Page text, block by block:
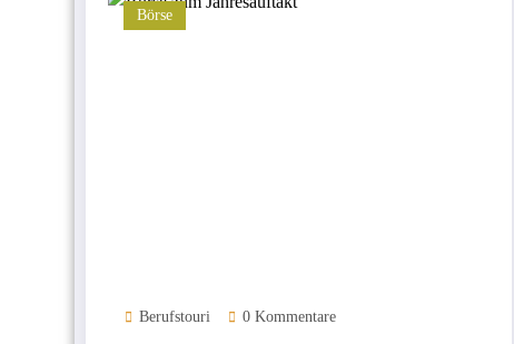
Börse
Berufstouri 0 Kommentare